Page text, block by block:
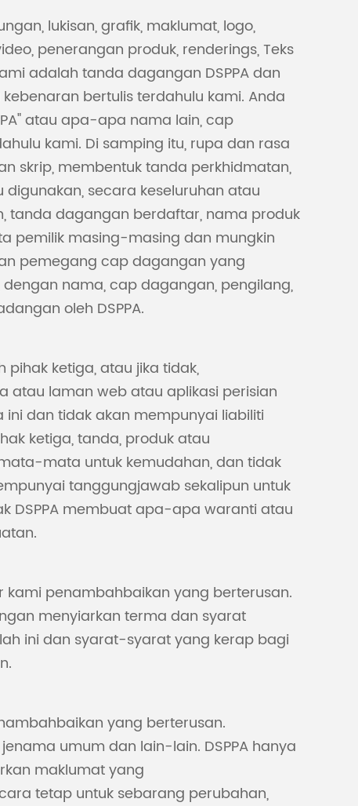
বাঙালি
lukisan, grafik, maklumat, logo,
penerangan produk, renderings, Teks
adalah tanda dagangan DSPPA dan
bertulis terdahulu kami. Anda
atau apa-apa nama lain, cap
kami. Di samping itu, rupa dan rasa
skrip, membentuk tanda perkhidmatan,
secara keseluruhan atau
tanda dagangan berdaftar, nama produk
pemilik masing-masing dan mungkin
pemegang cap dagangan yang
nama, cap dagangan, pengilang,
oleh DSPPA.
ketiga, atau jika tidak,
atau laman web atau aplikasi perisian
dan tidak akan mempunyai liabiliti
ketiga, tanda, produk atau
mata untuk kemudahan, dan tidak
tanggungjawab sekalipun untuk
DSPPA membuat apa-apa waranti atau
penambahbaikan yang berterusan.
menyiarkan terma dan syarat
ini dan syarat-syarat yang kerap bagi
yang berterusan.
umum dan lain-lain. DSPPA hanya
maklumat yang
tetap untuk sebarang perubahan,